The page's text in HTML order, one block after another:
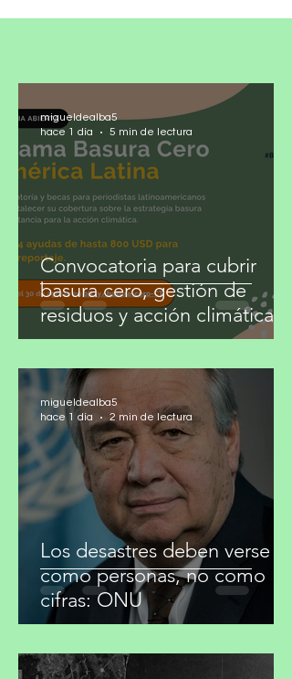
Employability University Ranking & Survey
(GEURS), estudio basado en la evaluación
directa de empleadores sobre las univers
Convocatoria para cubrir
basura cero, gestión de
residuos y acción climática
migueldealba5
hace 1 día
5 min de lectura
Los desastres deben verse
como personas, no como
cifras: ONU
migueldealba5
hace 1 día
2 min de lectura